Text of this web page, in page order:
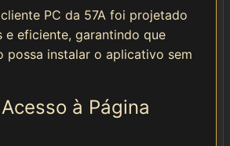
📘 Facebook
PC da 57A foi projetado
e eficiente, garantindo que
possa instalar o aplicativo sem
Acesso à Página